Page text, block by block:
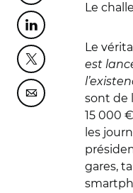
Partager cette
Partager cette
Partager cette
Le
Le
est
sont de
15 000
les
gares,